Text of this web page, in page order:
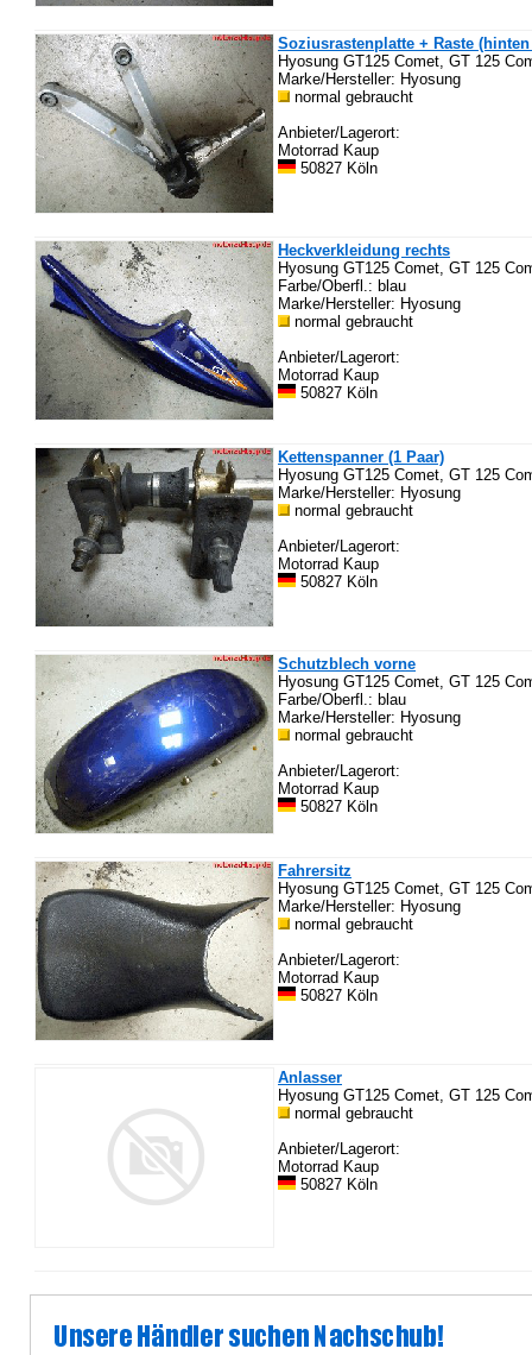
Soziusrastenplatte + Raste
Hyosung GT125 Comet, GT 125
Marke/Hersteller: Hyosung
normal gebraucht
Anbieter/Lagerort:
Motorrad Kaup
50827 Köln
Heckverkleidung rechts
Hyosung GT125 Comet, GT 125
Farbe/Oberfl.: blau
Marke/Hersteller: Hyosung
normal gebraucht
Anbieter/Lagerort:
Motorrad Kaup
50827 Köln
Kettenspanner (1 Paar)
Hyosung GT125 Comet, GT 125
Marke/Hersteller: Hyosung
normal gebraucht
Anbieter/Lagerort:
Motorrad Kaup
50827 Köln
Schutzblech vorne
Hyosung GT125 Comet, GT 125
Farbe/Oberfl.: blau
Marke/Hersteller: Hyosung
normal gebraucht
Anbieter/Lagerort:
Motorrad Kaup
50827 Köln
Fahrersitz
Hyosung GT125 Comet, GT 125
Marke/Hersteller: Hyosung
normal gebraucht
Anbieter/Lagerort:
Motorrad Kaup
50827 Köln
Anlasser
Hyosung GT125 Comet, GT 125
normal gebraucht
Anbieter/Lagerort:
Motorrad Kaup
50827 Köln